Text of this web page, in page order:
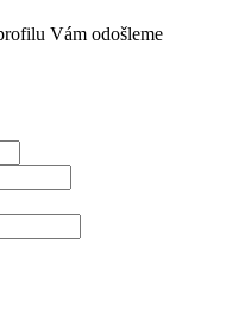
Vám odošleme